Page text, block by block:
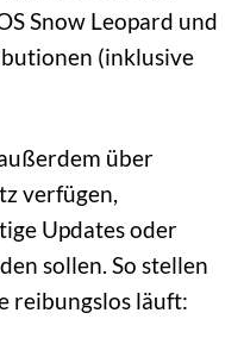
Snow Leopard und
(inklusive
über
verfügen,
Updates oder
sollen. So stellen
reibungslos läuft: